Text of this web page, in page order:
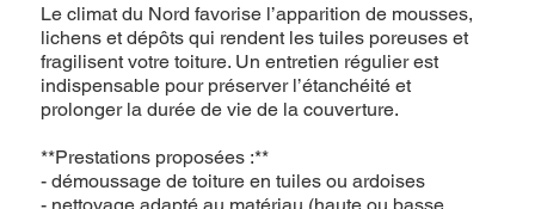
Le climat du Nord favorise l’apparition de mousses,
lichens et dépôts qui rendent les tuiles poreuses et
fragilisent votre toiture. Un entretien régulier est
indispensable pour préserver l’étanchéité et
prolonger la durée de vie de la couverture.
**Prestations proposées :**
- démoussage de toiture en tuiles ou ardoises